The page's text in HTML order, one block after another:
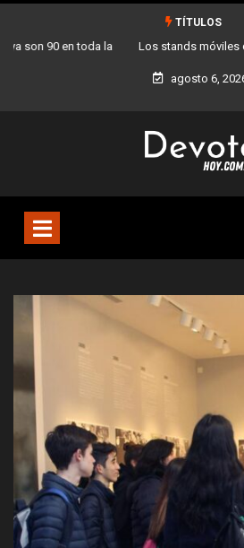
TÍTULOS
Los stands móviles de la Ciudad llegan
agosto 6,